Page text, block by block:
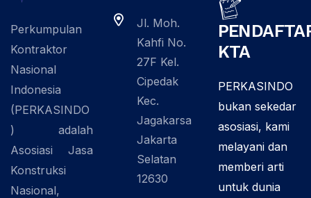
Perkumpulan
Kontraktor
Nasional
Indonesia
(PERKASINDO
) adalah
Asosiasi Jasa
Konstruksi
Nasional,
Jl. Moh.
Kahfi No.
27F Kel.
Cipedak
Kec.
Jagakarsa
Jakarta
Selatan
12630
KTA
PERKASINDO
bukan sekedar
asosiasi, kami
melayani dan
memberi arti
untuk dunia